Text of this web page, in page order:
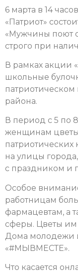
6 марта в 14
«Патриот»
«Мужчины поют
строго при
В рамках акции
школьные
района.
В период с 5 по
женщинам
на улицы
с праздником и
Особое
работницам
фармацевтам, а
сферы. Цветы им
Дома молодежи
«#МЫВМЕСТЕ».
Что касается